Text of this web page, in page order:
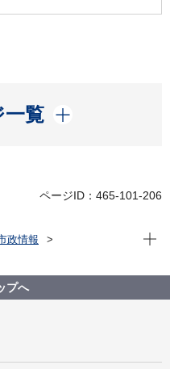
一覧
く
ページID：465-101-206
政情報
経済局】会計年度任用職員
業務）募集（令和８年４月
現在
プへ